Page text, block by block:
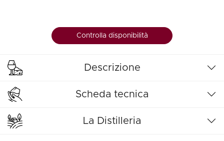
Controlla disponibilità
Descrizione
Scheda tecnica
La Distilleria